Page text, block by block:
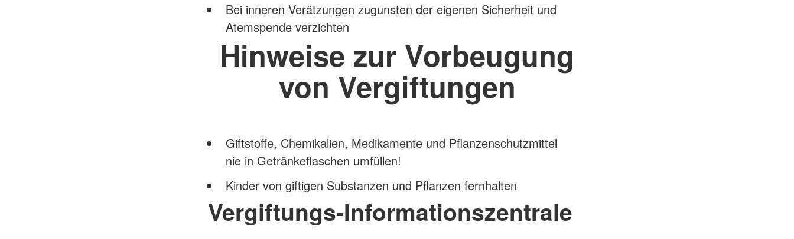
Bei inneren Verätzungen zugunsten der eigenen Sicherheit und
Atemspende verzichten
Hinweise zur Vorbeugung
von Vergiftungen
Giftstoffe, Chemikalien, Medikamente und Pflanzenschutzmittel
nie in Getränkeflaschen umfüllen!
Kinder von giftigen Substanzen und Pflanzen fernhalten
Vergiftungs-Informationszentrale